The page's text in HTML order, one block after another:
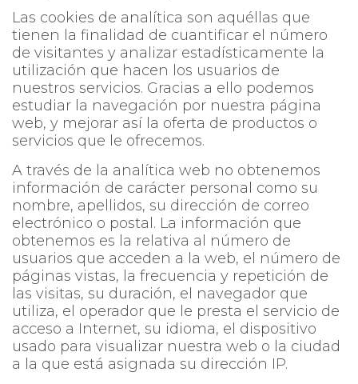
Las cookies de analítica son aquéllas que
tienen la finalidad de cuantificar el número
de visitantes y analizar estadísticamente la
utilización que hacen los usuarios de
nuestros servicios. Gracias a ello podemos
estudiar la navegación por nuestra página
web, y mejorar así la oferta de productos o
servicios que le ofrecemos.
A través de la analítica web no obtenemos
información de carácter personal como su
nombre, apellidos, su dirección de correo
electrónico o postal. La información que
obtenemos es la relativa al número de
usuarios que acceden a la web, el número de
páginas vistas, la frecuencia y repetición de
las visitas, su duración, el navegador que
utiliza, el operador que le presta el servicio de
acceso a Internet, su idioma, el dispositivo
usado para visualizar nuestra web o la ciudad
a la que está asignada su dirección IP.